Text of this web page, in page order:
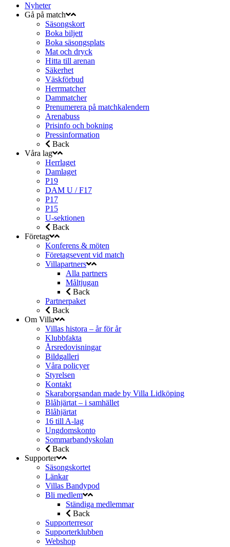
Nyheter
Gå på match
Säsongskort
Boka biljett
Boka säsongsplats
Mat och dryck
Hitta till arenan
Säkerhet
Väskförbud
Herrmatcher
Dammatcher
Prenumerera på matchkalendern
Arenabuss
Prisinfo och bokning
Pressinformation
Back
Våra lag
Herrlaget
Damlaget
P19
DAM U / F17
P17
P15
U-sektionen
Back
Företag
Konferens & möten
Företagsevent vid match
Villapartners
Alla partners
Måltjugan
Back
Partnerpaket
Back
Om Villa
Villas histora – år för år
Klubbfakta
Årsredovisningar
Bildgalleri
Våra policyer
Styrelsen
Kontakt
Skaraborgsandan made by Villa Lidköping
Blåhjärtat – i samhället
Blåhjärtat
16 till A-lag
Ungdomskonto
Sommarbandyskolan
Back
Supporter
Säsongskortet
Länkar
Villas Bandypod
Bli medlem
Ständiga medlemmar
Back
Supporterresor
Supporterklubben
Webshop